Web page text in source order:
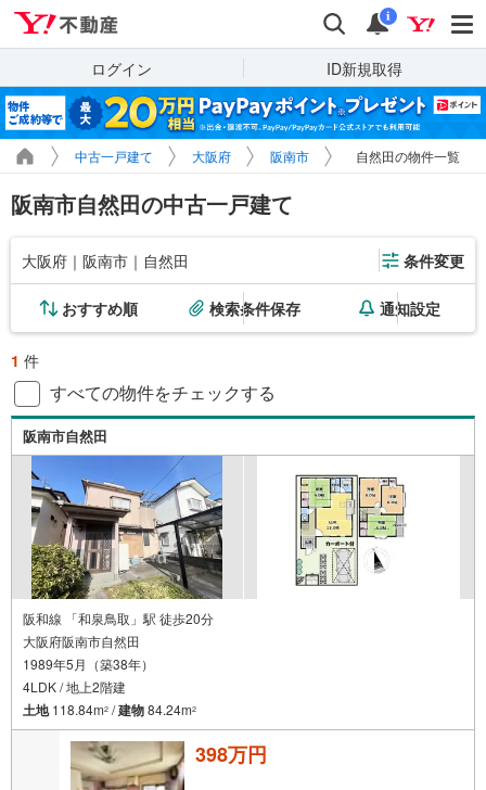
検索 通知
i
ログイン ID新規取得
中古一戸建て 大阪府 阪南市 自然田の物件一覧
阪南市自然田の中古一戸建て
大阪府｜阪南市｜自然田 条件変更
おすすめ順 検索条件保存 通知設定
1 件
すべての物件をチェックする
阪南市自然田
阪和線 「和泉鳥取」駅 徒歩20分
大阪府阪南市自然田
1989年5月（築38年）
4LDK / 地上2階建
土地118.84m2 /建物84.24m2
398万円